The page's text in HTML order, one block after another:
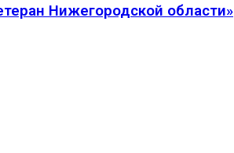
Нижегородской области»